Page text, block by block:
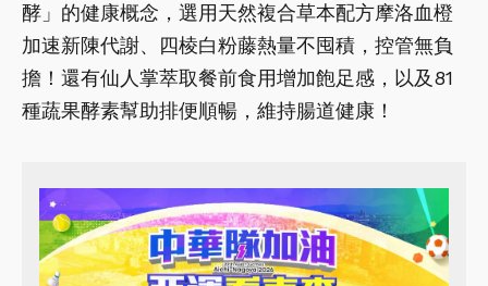
酵」的健康概念，選用天然複合草本配方摩洛血橙
加速新陳代謝、四棱白粉藤熱量不囤積，控管無負
擔！還有仙人掌萃取餐前食用增加飽足感，以及81
種蔬果酵素幫助排便順暢，維持腸道健康！